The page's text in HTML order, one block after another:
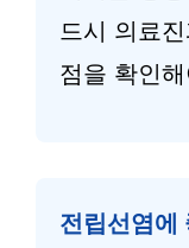
드시 의료
점을 확인
전립선염에